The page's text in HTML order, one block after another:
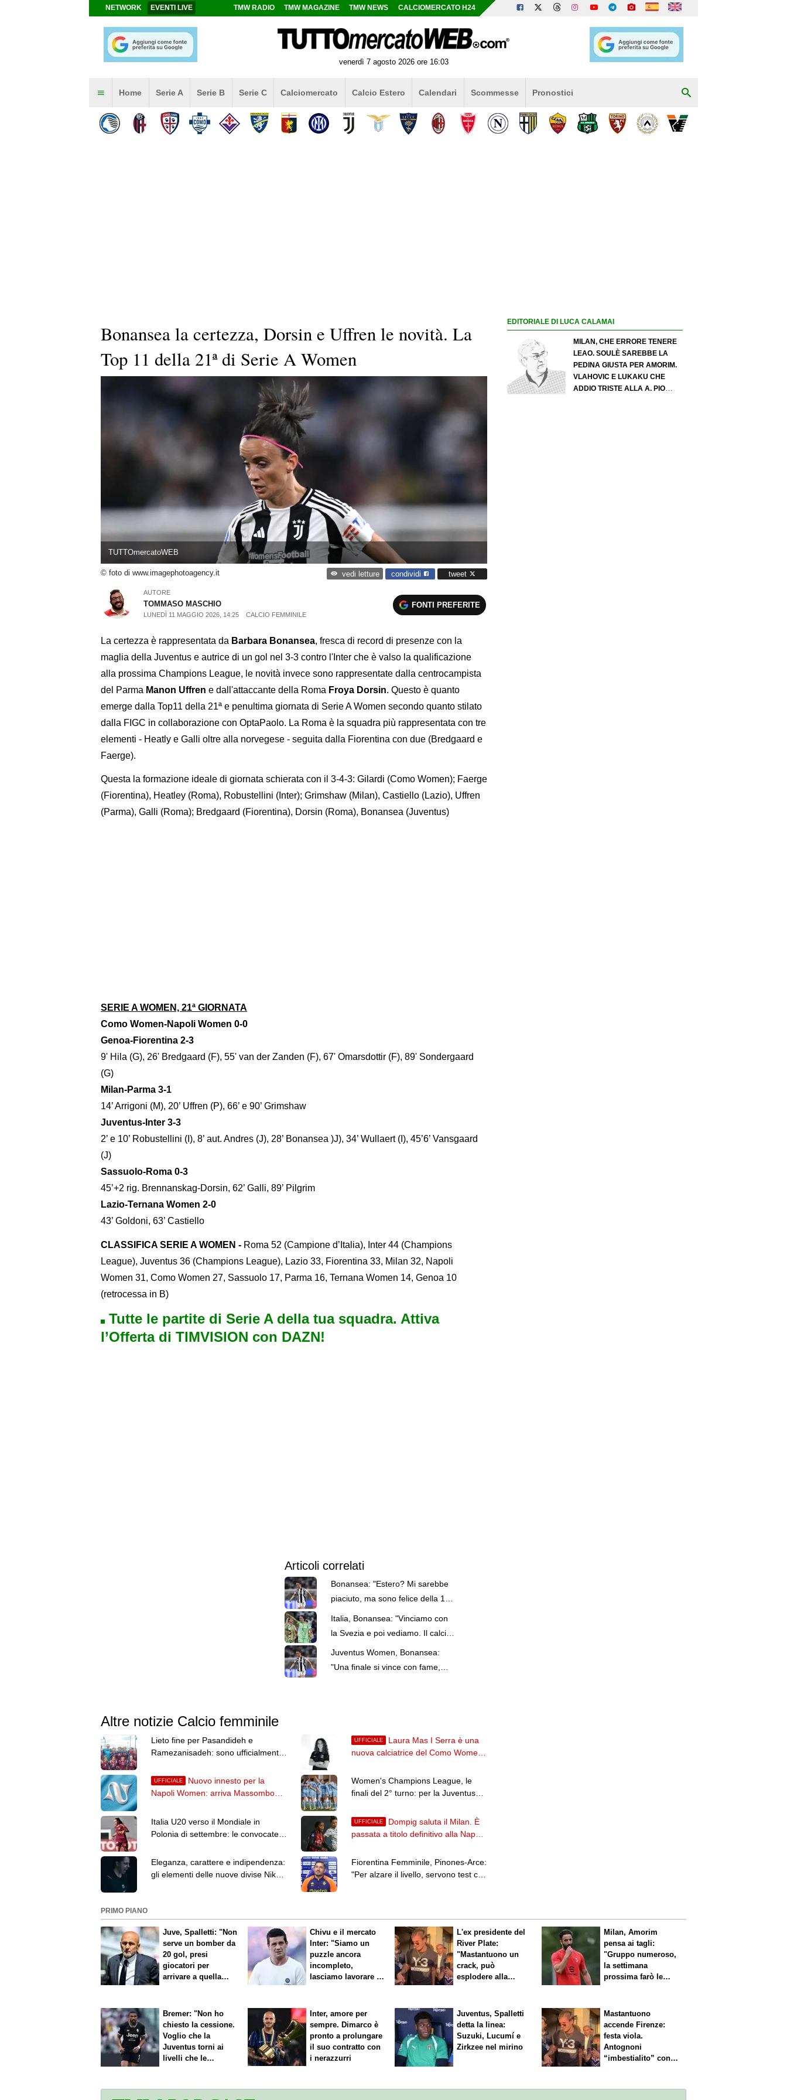
NETWORK EVENTI LIVE TMW RADIO TMW MAGAZINE TMW NEWS CALCIOMERCATO H24
venerdì 7 agosto 2026 ore 16:03
Home Serie A Serie B Serie C Calciomercato Calcio Estero Calendari Scommesse Pronostici
Bonansea la certezza, Dorsin e Uffren le novità. La
Top 11 della 21ª di Serie A Women
TUTTOmercatoWEB
© foto di www.imagephotoagency.it vedi letture condividi tweet
AUTORE
TOMMASO MASCHIO
LUNEDÌ 11 MAGGIO 2026, 14:25 CALCIO FEMMINILE
FONTI PREFERITE
La certezza è rappresentata da Barbara Bonansea, fresca di record di presenze con la
maglia della Juventus e autrice di un gol nel 3-3 contro l'Inter che è valso la qualificazione
alla prossima Champions League, le novità invece sono rappresentate dalla centrocampista
del Parma Manon Uffren e dall'attaccante della Roma Froya Dorsin. Questo è quanto
emerge dalla Top11 della 21ª e penultima giornata di Serie A Women secondo quanto stilato
dalla FIGC in collaborazione con OptaPaolo. La Roma è la squadra più rappresentata con tre
elementi - Heatly e Galli oltre alla norvegese - seguita dalla Fiorentina con due (Bredgaard e
Faerge).
Questa la formazione ideale di giornata schierata con il 3-4-3: Gilardi (Como Women); Faerge
(Fiorentina), Heatley (Roma), Robustellini (Inter); Grimshaw (Milan), Castiello (Lazio), Uffren
(Parma), Galli (Roma); Bredgaard (Fiorentina), Dorsin (Roma), Bonansea (Juventus)
SERIE A WOMEN, 21ª GIORNATA
Como Women-Napoli Women 0-0
Genoa-Fiorentina 2-3
9' Hila (G), 26' Bredgaard (F), 55' van der Zanden (F), 67' Omarsdottir (F), 89' Sondergaard
(G)
Milan-Parma 3-1
14’ Arrigoni (M), 20’ Uffren (P), 66’ e 90’ Grimshaw
Juventus-Inter 3-3
2’ e 10’ Robustellini (I), 8’ aut. Andres (J), 28’ Bonansea )J), 34’ Wullaert (I), 45’6’ Vansgaard
(J)
Sassuolo-Roma 0-3
45’+2 rig. Brennanskag-Dorsin, 62’ Galli, 89’ Pilgrim
Lazio-Ternana Women 2-0
43’ Goldoni, 63’ Castiello
CLASSIFICA SERIE A WOMEN - Roma 52 (Campione d’Italia), Inter 44 (Champions
League), Juventus 36 (Champions League), Lazio 33, Fiorentina 33, Milan 32, Napoli
Women 31, Como Women 27, Sassuolo 17, Parma 16, Ternana Women 14, Genoa 10
(retrocessa in B)
Tutte le partite di Serie A della tua squadra. Attiva
l’Offerta di TIMVISION con DAZN!
Articoli correlati
Bonansea: "Estero? Mi sarebbe
piaciuto, ma sono felice della 10ª
Italia, Bonansea: "Vinciamo con
la Svezia e poi vediamo. Il calcio
sa regalare belle sorprese"
Juventus Women, Bonansea:
"Una finale si vince con fame,
Altre notizie Calcio femminile
Lieto fine per Pasandideh e
Ramezanisadeh: sono ufficialmente
UFFICIALE
Laura Mas I Serra è una
nuova calciatrice del Como Women:
UFFICIALE
Nuovo innesto per la
Napoli Women: arriva Massombo
Women's Champions League, le
finali del 2° turno: per la Juventus
Italia U20 verso il Mondiale in
Polonia di settembre: le convocate
UFFICIALE
Dompig saluta il Milan. È
passata a titolo definitivo alla Napoli
Eleganza, carattere e indipendenza:
gli elementi delle nuove divise Nike
Fiorentina Femminile, Pinones-Arce:
"Per alzare il livello, servono test con
EDITORIALE DI LUCA CALAMAI
MILAN, CHE ERRORE TENERE
LEAO. SOULÈ SAREBBE LA
PEDINA GIUSTA PER AMORIM.
VLAHOVIC E LUKAKU CHE
ADDIO TRISTE ALLA A. PIO
PRIMO PIANO
Juve, Spalletti: "Non
serve un bomber da
20 gol, presi
giocatori per
arrivare a quella
Chivu e il mercato
Inter: "Siamo un
puzzle ancora
incompleto,
lasciamo lavorare i
L'ex presidente del
River Plate:
"Mastantuono un
crack, può
esplodere alla
Milan, Amorim
pensa ai tagli:
"Gruppo numeroso,
la settimana
prossima farò le
Bremer: "Non ho
chiesto la cessione.
Voglio che la
Juventus torni ai
livelli che le
Inter, amore per
sempre. Dimarco è
pronto a prolungare
il suo contratto con
i nerazzurri
Juventus, Spalletti
detta la linea:
Suzuki, Lucumí e
Zirkzee nel mirino
Mastantuono
accende Firenze:
festa viola.
Antognoni
“imbestialito” con